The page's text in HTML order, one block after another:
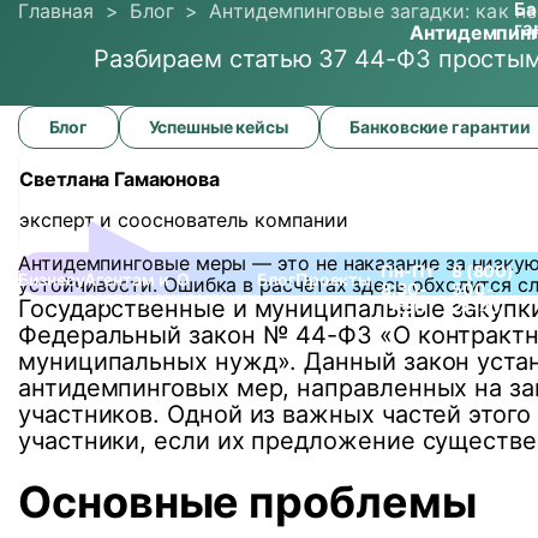
БизнесуАгентам и
партнерам
О
компании
БлогПроекты Пн-Пт
8:30-
17:30
8 (800)
500-
21-40
Главная > Блог > Антидемпинговые загадки: как
Разбираем статью 37 44-ФЗ
Антидемпинговые
загадки:
не
в
обеспечения
контракта?
Блог Успешные кейсы Банковские гарантии
Светлана Гамаюнова
эксперт и сооснователь компании
Антидемпинговые меры — это не наказание за
устойчивости. Ошибка в расчётах здесь обходится
Государственные и муниципальные
Федеральный закон № 44-ФЗ «О
муниципальных нужд». Данный закон
антидемпинговых мер, направленных на
участников. Одной из важных частей
участники, если их предложение
Основные проблемы